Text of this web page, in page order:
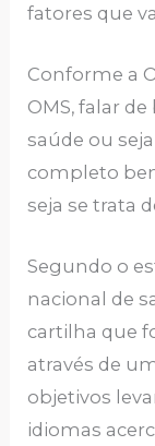
fatores que
Conforme a
OMS, falar
saúde ou
completo
seja se trata
Segundo o
nacional de
cartilha que
através de
objetivos
idiomas